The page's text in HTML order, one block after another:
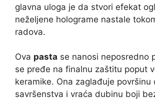
glavna uloga je da stvori efekat
neželjene holograme nastale
radova.
Ova pasta se nanosi neposredno
se pređe na finalnu zaštitu poput
keramike. Ona zaglađuje površinu
savršenstva i vraća dubinu boji